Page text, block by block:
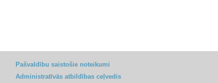
Pašvaldību saistošie noteikumi
Administratīvās atbildības ceļvedis